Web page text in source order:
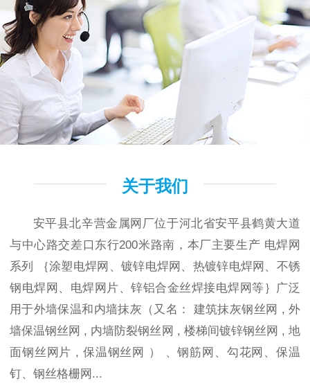
关于我们
安平县北辛营金属网厂位于河北省安平县鹤黄大道
与中心路交差口东行200米路南，本厂主要生产 电焊网
系列 ｛涂塑电焊网、镀锌电焊网、热镀锌电焊网、不锈
钢电焊网、电焊网片、锌铝合金丝焊接电焊网等｝广泛
用于外墙保温和内墙抹灰（又名： 建筑抹灰钢丝网 , 外
墙保温钢丝网 , 内墙防裂钢丝网 , 楼梯间镀锌钢丝网 , 地
面钢丝网片 , 保温钢丝网 ） 、钢筋网、勾花网、保温
钉、钢丝格栅网...